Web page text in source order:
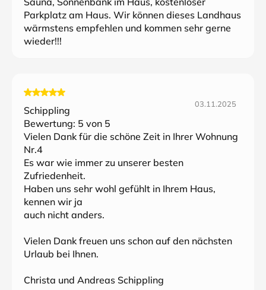
Parkplatz am Haus. Wir können dieses Landhaus
wärmstens empfehlen und kommen sehr gerne
wieder!!!
Schippling
03.11.2025
Bewertung: 5 von 5
Vielen Dank für die schöne Zeit in Ihrer Wohnung
Nr.4
Es war wie immer zu unserer besten
Zufriedenheit.
Haben uns sehr wohl gefühlt in Ihrem Haus,
kennen wir ja
auch nicht anders.
Vielen Dank freuen uns schon auf den nächsten
Urlaub bei Ihnen.
Christa und Andreas Schippling